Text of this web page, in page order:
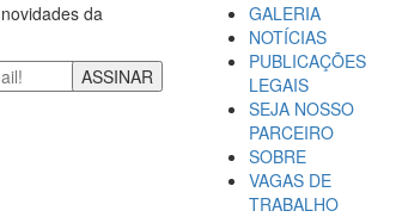
da
ASSINAR
GALERIA
NOTÍCIAS
PUBLICAÇÕES
LEGAIS
SEJA NOSSO
PARCEIRO
SOBRE
VAGAS DE
TRABALHO